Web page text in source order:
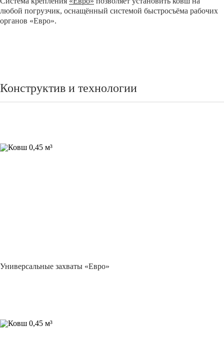
любой погрузчик, оснащённый системой быстросъёма рабочих
органов «Евро».
Конструктив и технологии
Универсальные захваты «Евро»